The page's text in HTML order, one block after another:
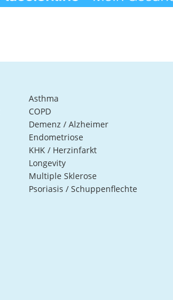
Asthma
COPD
Demenz / Alzheimer
Endometriose
KHK / Herzinfarkt
Longevity
Multiple Sklerose
Psoriasis / Schuppenflechte